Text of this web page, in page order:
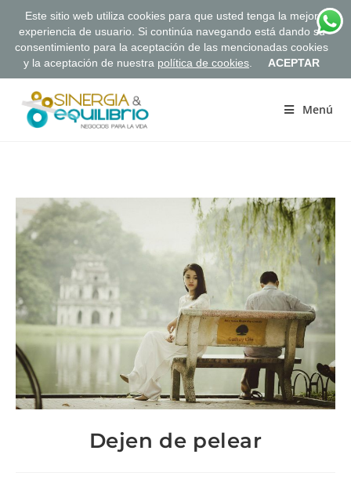
contenido
Menú
Dejen de pelear
Este sitio web utiliza cookies para que usted tenga la mejor
experiencia de usuario. Si continúa navegando está dando su
consentimiento para la aceptación de las mencionadas cookies
y la aceptación de nuestra política de cookies ACEPTAR